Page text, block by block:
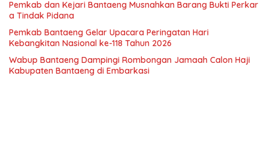
Pemkab dan Kejari Bantaeng Musnahkan Barang Bukti Perkar
a Tindak Pidana
Pemkab Bantaeng Gelar Upacara Peringatan Hari
Kebangkitan Nasional ke-118 Tahun 2026
Wabup Bantaeng Dampingi Rombongan Jamaah Calon Haji
Kabupaten Bantaeng di Embarkasi